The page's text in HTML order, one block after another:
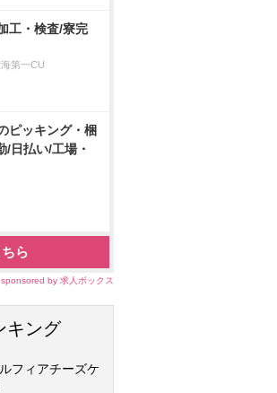
工・検査/寮完
第一CU
ピッキング・梱
/日払い/工場・
ら
sponsored by 求人ボックス
キング
フィアチーズケ